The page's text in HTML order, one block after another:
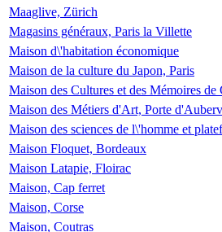
Maaglive, Zürich
Magasins généraux, Paris la Villette
Maison d\'habitation économique
Maison de la culture du Japon, Paris
Maison des Cultures et des Mémoires
Maison des Métiers d'Art, Porte
Maison des sciences de l\'homme et
Maison Floquet, Bordeaux
Maison Latapie, Floirac
Maison, Cap ferret
Maison, Corse
Maison, Coutras